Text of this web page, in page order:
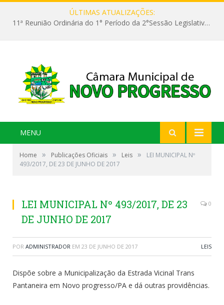
ÚLTIMAS ATUALIZAÇÕES:
11ª Reunião Ordinária do 1° Período da 2°Sessão Legislativa da 9ª Legislatura do Poder Legislativo
MENU
Home » Publicações Oficiais » Leis »
LEI MUNICIPAL Nº
493/2017, DE 23 DE JUNHO DE 2017
LEI MUNICIPAL Nº 493/2017, DE 23
DE JUNHO DE 2017
0
POR ADMINISTRADOR EM 23 DE JUNHO DE 2017 LEIS
Dispõe sobre a Municipalização da Estrada Vicinal Trans
Pantaneira em Novo progresso/PA e dá outras providências.